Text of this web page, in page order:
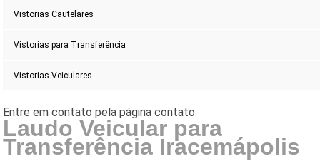
Vistorias Cautelares
Vistorias para Transferência
Vistorias Veiculares
Laudo Veicular para
Transferência Iracemápolis